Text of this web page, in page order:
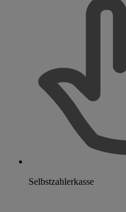
Selbstzahlerkasse